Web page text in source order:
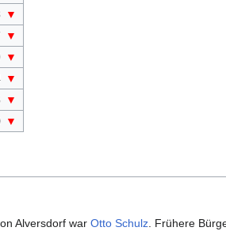
▼
▼
▼
▼
▼
▼
Alversdorf war Otto Schulz . Frühere